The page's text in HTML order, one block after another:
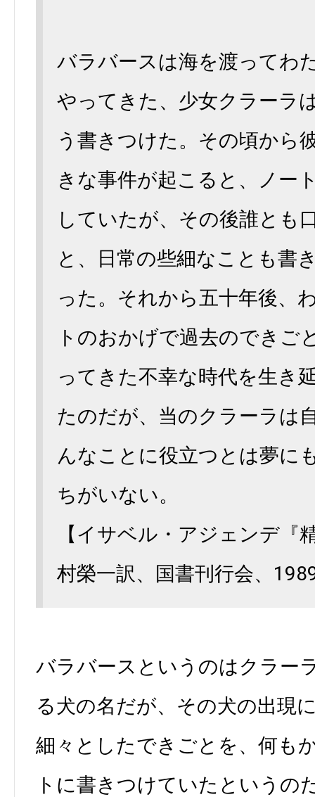
バラバースは海を渡ってわ
やってきた、少女クラーラ
う書きつけた。その頃から
きな事件が起こると、ノー
していたが、その後誰とも
と、日常の些細なことも書
った。それから五十年後、
トのおかげで過去のできご
ってきた不幸な時代を生き
たのだが、当のクラーラは
んなことに役立つとは夢に
ちがいない。
【イサベル・アジェンデ『
村榮一訳、国書刊行会、
バラバースというのはクラー
る犬の名だが、その犬の出現
細々としたできごとを、何も
トに書きつけていたというの